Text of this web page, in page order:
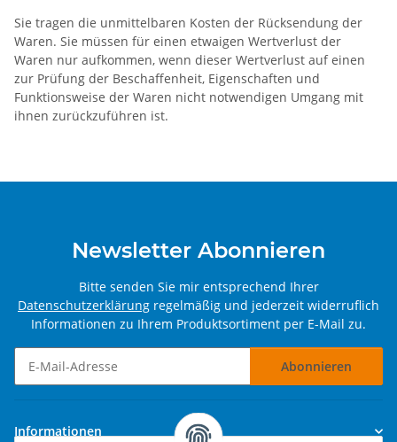
Sie tragen die unmittelbaren Kosten der Rücksendung der
Waren. Sie müssen für einen etwaigen Wertverlust der
Waren nur aufkommen, wenn dieser Wertverlust auf einen
zur Prüfung der Beschaffenheit, Eigenschaften und
Funktionsweise der Waren nicht notwendigen Umgang mit
ihnen zurückzuführen ist.
Newsletter Abonnieren
Bitte senden Sie mir entsprechend Ihrer
Datenschutzerklärung regelmäßig und jederzeit widerruflich
Informationen zu Ihrem Produktsortiment per E-Mail zu.
Abonnieren
Informationen